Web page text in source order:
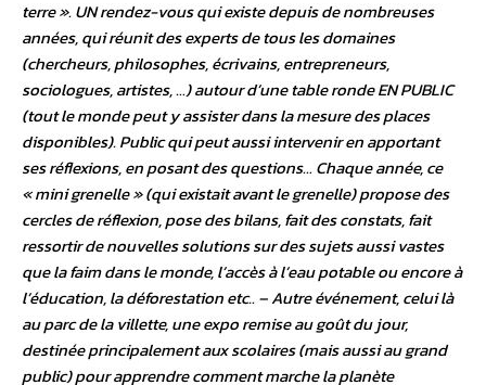
terre ». UN rendez-vous qui existe depuis de nombreuses
années, qui réunit des experts de tous les domaines
(chercheurs, philosophes, écrivains, entrepreneurs,
sociologues, artistes, …) autour d’une table ronde EN PUBLIC
(tout le monde peut y assister dans la mesure des places
disponibles). Public qui peut aussi intervenir en apportant
ses réflexions, en posant des questions… Chaque année, ce
« mini grenelle » (qui existait avant le grenelle) propose des
cercles de réflexion, pose des bilans, fait des constats, fait
ressortir de nouvelles solutions sur des sujets aussi vastes
que la faim dans le monde, l’accès à l’eau potable ou encore à
l’éducation, la déforestation etc.. – Autre événement, celui là
au parc de la villette, une expo remise au goût du jour,
destinée principalement aux scolaires (mais aussi au grand
public) pour apprendre comment marche la planète